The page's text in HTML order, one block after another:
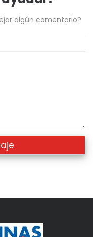
algún comentario?